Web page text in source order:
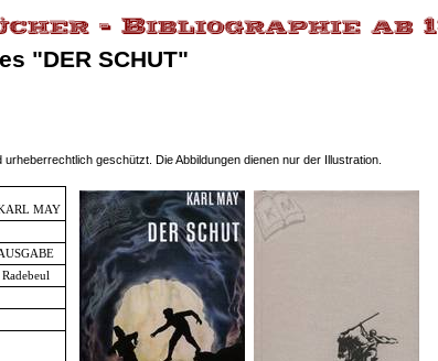
"DER SCHUT"
geschützt. Die Abbildungen dienen nur der Illustration.
MAY